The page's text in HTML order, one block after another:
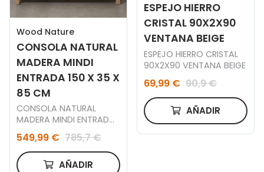
Wood Nature
CONSOLA NATURAL
MADERA MINDI
ENTRADA 150 X 35 X
85 CM
CONSOLA NATURAL
MADERA MINDI ENTRADA
150 X 35 X 85 CM
549,99 € 785,7 €
AÑADIR
ESPEJO HIERRO
CRISTAL 90X2X90
VENTANA BEIGE
ESPEJO HIERRO CRISTAL
90X2X90 VENTANA BEIGE
69,99 € 90,9 €
AÑADIR